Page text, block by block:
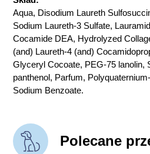
Aqua, Disodium Laureth
Sodium Laureth-3 Sulfate,
Cocamide DEA, Hydrolyzed
(and) Laureth-4 (and)
Glyceryl Cocoate, PEG-75 lanolin,
panthenol, Parfum,
Sodium Benzoate.
Polecane